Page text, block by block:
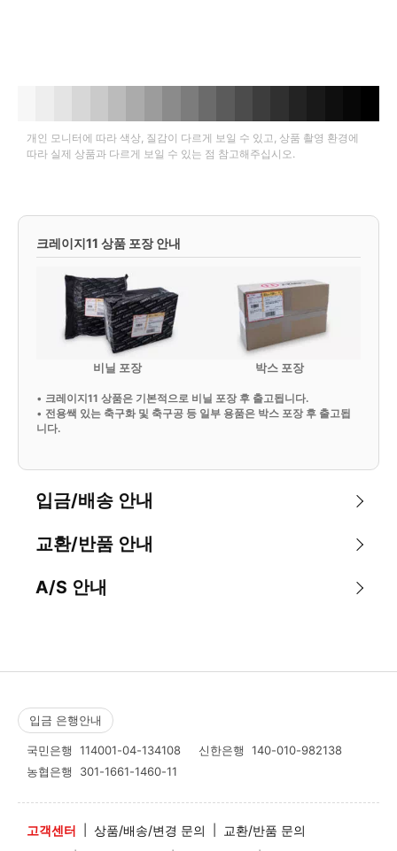
개인 모니터에 따라 색상, 질감이 다르게 보일 수 있고, 상품 촬영 환경에
따라 실제 상품과 다르게 보일 수 있는 점 참고해주십시오.
크레이지11 상품 포장 안내
비닐 포장 박스 포장
• 크레이지11 상품은 기본적으로 비닐 포장 후 출고됩니다.
• 전용쌕 있는 축구화 및 축구공 등 일부 용품은 박스 포장 후 출고됩
니다.
입금/배송 안내
교환/반품 안내
A/S 안내
입금 은행안내
국민은행 114001-04-134108 신한은행 140-010-982138
농협은행 301-1661-1460-11
고객센터 상품/배송/변경 문의 교환/반품 문의